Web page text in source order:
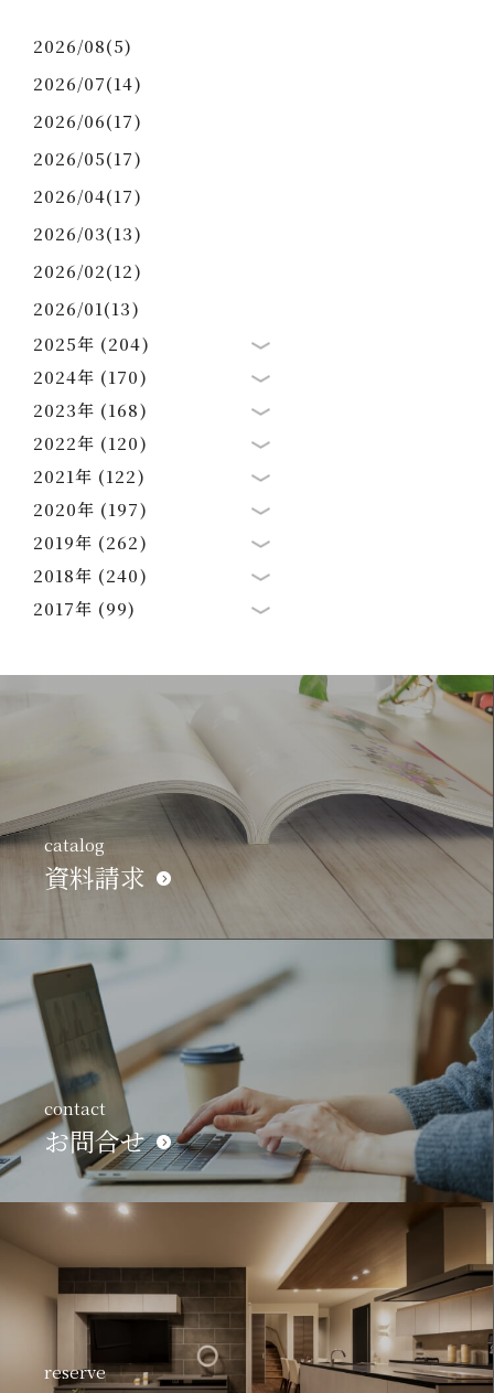
2026/08(5)
2026/07(14)
2026/06(17)
2026/05(17)
2026/04(17)
2026/03(13)
2026/02(12)
2026/01(13)
2025年 (204)
2024年 (170)
2023年 (168)
2022年 (120)
2021年 (122)
2020年 (197)
2019年 (262)
2018年 (240)
2017年 (99)
catalog
資料請求
contact
お問合せ
reserve